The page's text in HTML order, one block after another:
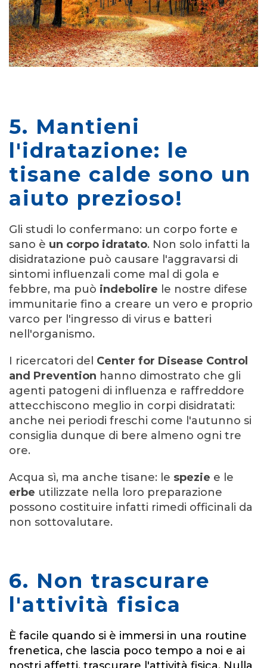
5. Mantieni
l'idratazione: le
tisane calde sono un
aiuto prezioso!
Gli studi lo confermano: un corpo forte e
sano è un corpo idratato. Non solo infatti la
disidratazione può causare l'aggravarsi di
sintomi influenzali come mal di gola e
febbre, ma può indebolire le nostre difese
immunitarie fino a creare un vero e proprio
varco per l'ingresso di virus e batteri
nell'organismo.
I ricercatori del Center for Disease Control
and Prevention hanno dimostrato che gli
agenti patogeni di influenza e raffreddore
attecchiscono meglio in corpi disidratati:
anche nei periodi freschi come l'autunno si
consiglia dunque di bere almeno ogni tre
ore.
Acqua sì, ma anche tisane: le spezie e le
erbe utilizzate nella loro preparazione
possono costituire infatti rimedi officinali da
non sottovalutare.
6. Non trascurare
l'attività fisica
È facile quando si è immersi in una routine
frenetica, che lascia poco tempo a noi e ai